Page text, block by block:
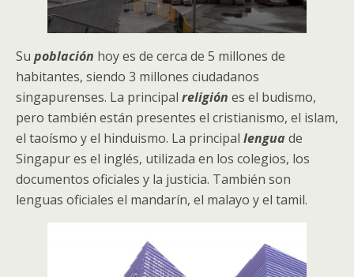
Su población hoy es de cerca de 5 millones de
habitantes, siendo 3 millones ciudadanos
singapurenses. La principal religión es el budismo,
pero también están presentes el cristianismo, el islam,
el taoísmo y el hinduismo. La principal lengua de
Singapur es el inglés, utilizada en los colegios, los
documentos oficiales y la justicia. También son
lenguas oficiales el mandarín, el malayo y el tamil.